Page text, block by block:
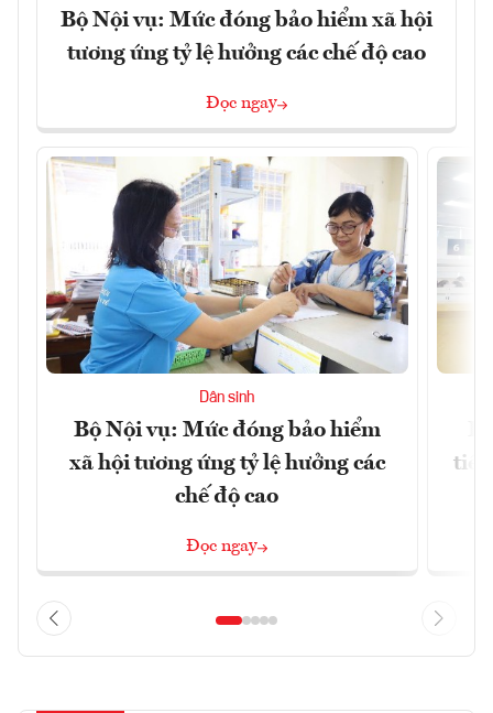
Bộ Nội vụ: Mức đóng bảo hiểm xã hội
tương ứng tỷ lệ hưởng các chế độ cao
Đọc ngay
Dân sinh
Bộ Nội vụ: Mức đóng bảo hiểm
xã hội tương ứng tỷ lệ hưởng các
chế độ cao
Đọc ngay